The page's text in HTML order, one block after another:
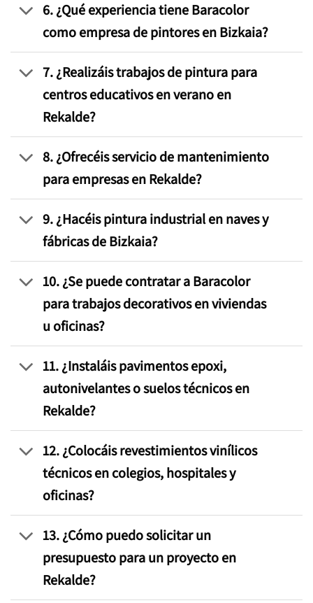
6. ¿Qué experiencia tiene Baracolor
como empresa de pintores en Bizkaia?
7. ¿Realizáis trabajos de pintura para
centros educativos en verano en
Rekalde?
8. ¿Ofrecéis servicio de mantenimiento
para empresas en Rekalde?
9. ¿Hacéis pintura industrial en naves y
fábricas de Bizkaia?
10. ¿Se puede contratar a Baracolor
para trabajos decorativos en viviendas
u oficinas?
11. ¿Instaláis pavimentos epoxi,
autonivelantes o suelos técnicos en
Rekalde?
12. ¿Colocáis revestimientos vinílicos
técnicos en colegios, hospitales y
oficinas?
13. ¿Cómo puedo solicitar un
presupuesto para un proyecto en
Rekalde?